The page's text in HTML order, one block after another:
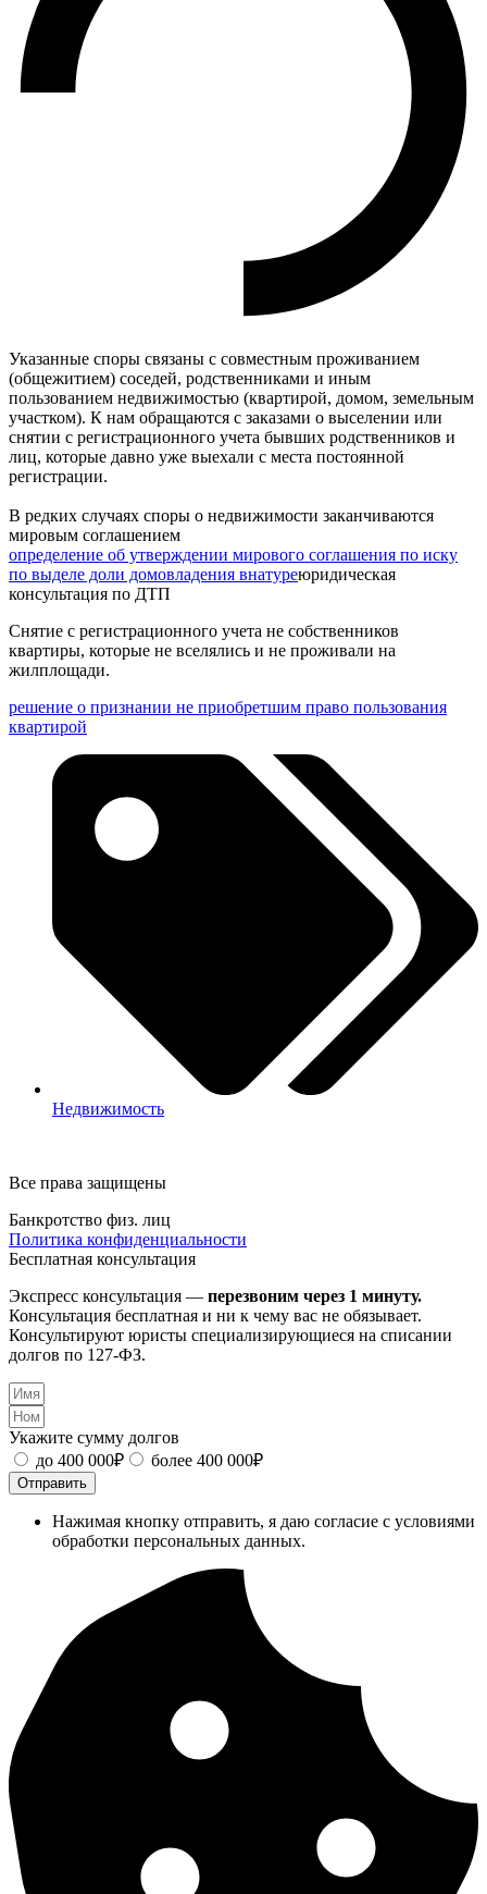
Указанные споры связаны с совместным проживанием
(общежитием) соседей, родственниками и иным
пользованием недвижимостью (квартирой, домом, земельным
участком). К нам обращаются с заказами о выселении или
снятии с регистрационного учета бывших родственников и
лиц, которые давно уже выехали с места постоянной
регистрации.
В редких случаях споры о недвижимости заканчиваются
мировым соглашением
определение об утверждении мирового соглашения по иску
по выделе доли домовладения внатуреюридическая
консультация по ДТП
Снятие с регистрационного учета не собственников
квартиры, которые не вселялись и не проживали на
жилплощади.
решение о признании не приобретшим право пользования
квартирой
Недвижимость
Все права защищены
Банкротство физ. лиц
Политика конфиденциальности
Бесплатная консультация
Экспресс консультация — перезвоним через 1 минуту.
Консультация бесплатная и ни к чему вас не обязывает.
Консультируют юристы специализирующиеся на списании
долгов по 127-ФЗ.
Укажите сумму долгов
до 400 000₽
более 400 000₽
Отправить
Нажимая кнопку отправить, я даю согласие с условиями
обработки персональных данных.